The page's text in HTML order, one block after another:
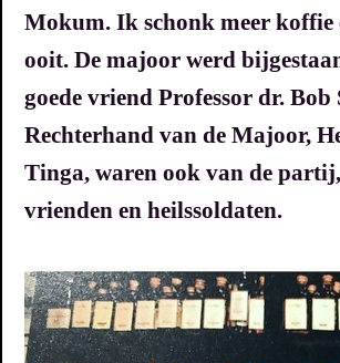
Mokum. Ik schonk meer koffie
ooit. De majoor werd
goede vriend Professor dr.
Rechterhand van de Majoor,
Tinga, waren ook van de
vrienden en heilssoldaten.